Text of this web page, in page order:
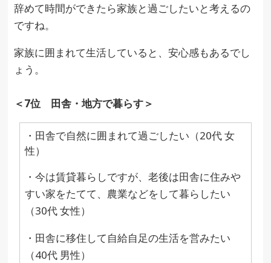
辞めて時間ができたら家族と過ごしたいと考えるの
ですね。
家族に囲まれて生活していると、安心感もあるでし
ょう。
＜7位 田舎・地方で暮らす＞
・田舎で自然に囲まれて過ごしたい（20代 女
性）
・今は賃貸暮らしですが、老後は田舎に住みや
すい家をたてて、農業などをして暮らしたい
（30代 女性）
・田舎に移住して自給自足の生活を営みたい
（40代 男性）